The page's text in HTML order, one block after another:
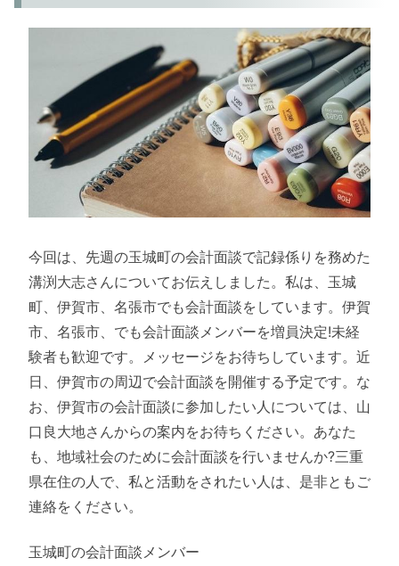
今回は、先週の玉城町の会計面談で記録係りを務めた
溝渕大志さんについてお伝えしました。私は、玉城
町、伊賀市、名張市でも会計面談をしています。伊賀
市、名張市、でも会計面談メンバーを増員決定!未経
験者も歓迎です。メッセージをお待ちしています。近
日、伊賀市の周辺で会計面談を開催する予定です。な
お、伊賀市の会計面談に参加したい人については、山
口良大地さんからの案内をお待ちください。あなた
も、地域社会のために会計面談を行いませんか?三重
県在住の人で、私と活動をされたい人は、是非ともご
連絡をください。
玉城町の会計面談メンバー